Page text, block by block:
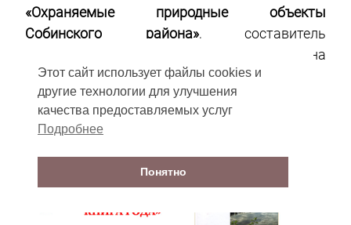
«Охраняемые природные объекты
Собинского района», составитель
Администрация Собинского района
Владимирской области
Этот сайт использует файлы cookies и
другие технологии для улучшения
качества предоставляемых услуг
Подробнее
Понятно